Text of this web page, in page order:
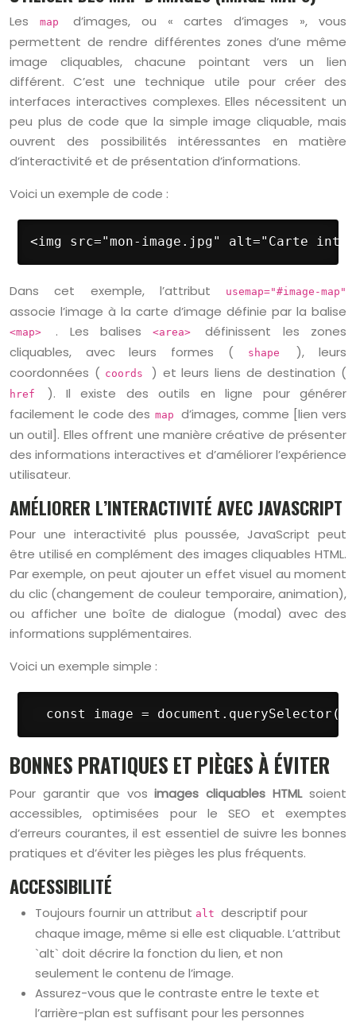
Les map d’images, ou « cartes d’images », vous
permettent de rendre différentes zones d’une même
image cliquables, chacune pointant vers un lien
différent. C’est une technique utile pour créer des
interfaces interactives complexes. Elles nécessitent un
peu plus de code que la simple image cliquable, mais
ouvrent des possibilités intéressantes en matière
d’interactivité et de présentation d’informations.
Voici un exemple de code :
<img src="mon-image.jpg" alt="Carte
Dans cet exemple, l’attribut usemap="#image-map"
associe l’image à la carte d’image définie par la balise
<map> . Les balises<area>définissent les zones
cliquables, avec leurs formes (
shape ), leurs
coordonnées ( coords ) et leurs liens de destination (
href ). Il existe des outils en ligne pour générer
facilement le code des map d’images, comme [lien vers
un outil]. Elles offrent une manière créative de présenter
des informations interactives et d’améliorer l’expérience
utilisateur.
AMÉLIORER L’INTERACTIVITÉ AVEC JAVASCRIPT
Pour une interactivité plus poussée, JavaScript peut
être utilisé en complément des images cliquables HTML.
Par exemple, on peut ajouter un effet visuel au moment
du clic (changement de couleur temporaire, animation),
ou afficher une boîte de dialogue (modal) avec des
informations supplémentaires.
Voici un exemple simple :
const image =
BONNES PRATIQUES ET PIÈGES À ÉVITER
Pour garantir que vosimages cliquables HTMLsoient
accessibles, optimisées pour le SEO et exemptes
d’erreurs courantes, il est essentiel de suivre les bonnes
pratiques et d’éviter les pièges les plus fréquents.
ACCESSIBILITÉ
Toujours fournir un attribut alt descriptif pour
chaque image, même si elle est cliquable. L’attribut
`alt` doit décrire la fonction du lien, et non
seulement le contenu de l’image.
Assurez-vous que le contraste entre le texte et
l’arrière-plan est suffisant pour les personnes